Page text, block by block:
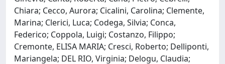
Chiara; Cecco, Aurora; Cicalini, Carolina; Clemente,
Marina; Clerici, Luca; Codega, Silvia; Conca,
Federico; Coppola, Luigi; Costanzo, Filippo;
Cremonte, ELISA MARIA; Cresci, Roberto; Delliponti,
Mariangela; DEL RIO, Virginia; Delogu, Claudia;